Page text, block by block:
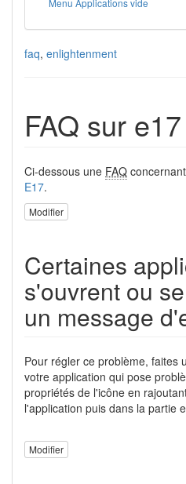
Menu Applications vide
faq, enlightenment
FAQ sur e17
Ci-dessous une FAQ
E17.
Modifier
Certaines
s'ouvrent ou
un message
Pour régler ce problème, faites
votre application qui pose
propriétés de l'icône en
l'application puis dans la partie
Modifier